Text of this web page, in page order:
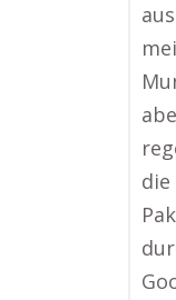
die